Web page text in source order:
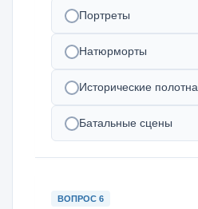
Портреты
Натюрморты
Исторические полотна
Батальные сцены
ВОПРОС 6